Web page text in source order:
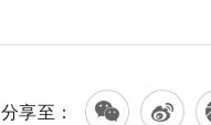
分享至：